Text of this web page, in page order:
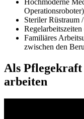
Hochmoderne
Operationsroboter)
Steriler Rüstraum
Familiäres
zwischen den
Als
arbeiten